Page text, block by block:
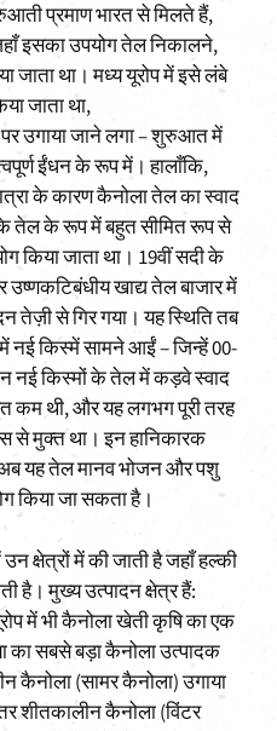
प्रमाण भारत से मिलते हैं,
इसका उपयोग तेल निकालने,
जाता था। मध्य यूरोप में इसे लंबे
जाता था,
उगाया जाने लगा – शुरुआत में
ईंधन के रूप में। हालाँकि,
के कारण कैनोला तेल का स्वाद
तेल के रूप में बहुत सीमित रूप से
किया जाता था। 19वीं सदी के
खाद्य तेल बाजार में
तेज़ी से गिर गया। यह स्थिति तब
नई किस्में सामने आईं – जिन्हें 00-
नई किस्मों के तेल में कड़वे स्वाद
कम थी, और यह लगभग पूरी तरह
से मुक्त था। इन हानिकारक
अब यह तेल मानव भोजन और पशु
किया जा सकता है।
क्षेत्रों में की जाती है जहाँ हल्की
है। मुख्य उत्पादन क्षेत्र हैं:
में भी कैनोला खेती कृषि का एक
का सबसे बड़ा कैनोला उत्पादक
कैनोला (सामर कैनोला) उगाया
शीतकालीन कैनोला (विंटर